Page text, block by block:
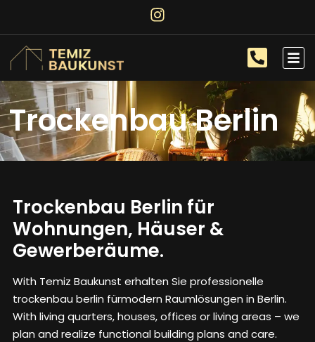
Trockenbau Berlin
Trockenbau Berlin für
Wohnungen, Häuser &
Gewerberäume.
With Temiz Baukunst erhalten Sie professionelle
trockenbau berlin fürmodern Raumlösungen in Berlin.
With living quarters, houses, offices or living areas – we
plan and realize functional building plans and care.